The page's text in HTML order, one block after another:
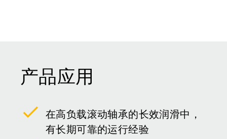
产品应用
在高负载滚动轴承的长效润滑中，
有长期可靠的运行经验